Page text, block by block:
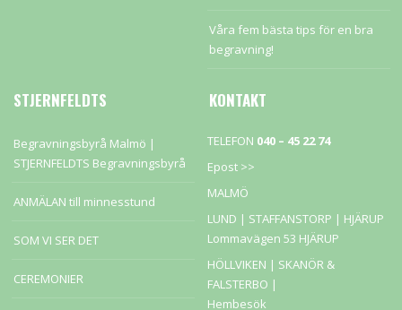
Våra fem bästa tips för en bra
begravning!
STJERNFELDTS
Begravningsbyrå Malmö |
STJERNFELDTS Begravningsbyrå
ANMÄLAN till minnesstund
SOM VI SER DET
CEREMONIER
KONTAKT
TELEFON 040 – 45 22 74
Epost >>
MALMÖ
LUND | STAFFANSTORP | HJÄRUP
Lommavägen 53 HJÄRUP
HÖLLVIKEN | SKANÖR &
FALSTERBO |
Hembesök